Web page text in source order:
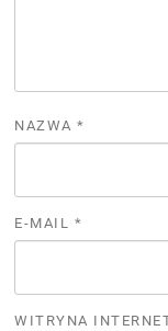
NAZWA*
E-MAIL *
WITRYNA